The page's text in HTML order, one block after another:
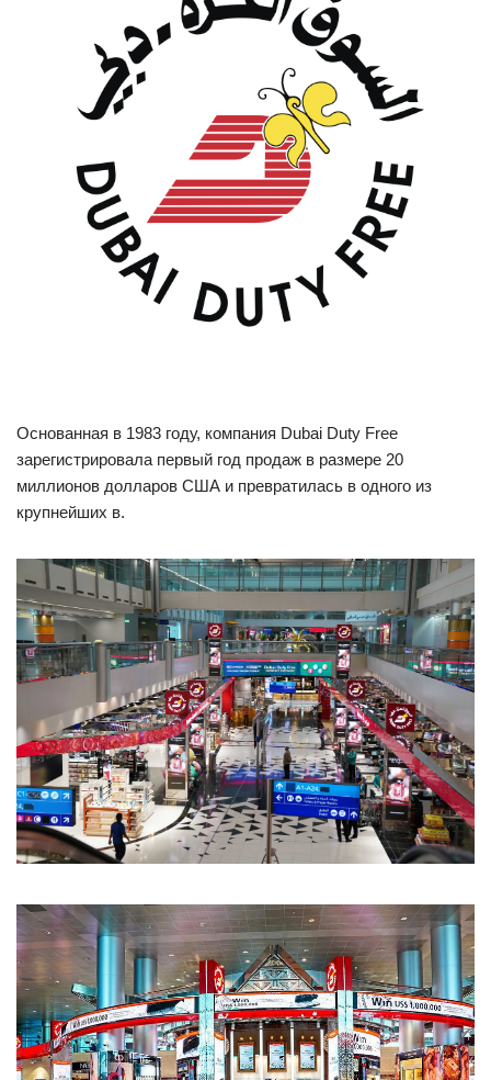
Основанная в 1983 году, компания Dubai Duty Free
зарегистрировала первый год продаж в размере 20
миллионов долларов США и превратилась в одного из
крупнейших в.